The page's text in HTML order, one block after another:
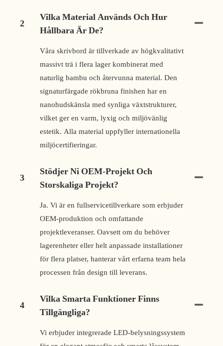
2
Vilka Material Används Och Hur
Hållbara Är De?
Våra skrivbord är tillverkade av högkvalitativt
massivt trä i flera lager kombinerat med
naturlig bambu och återvunna material. Den
signaturfärgade rökbruna finishen har en
nanohudskänsla med synliga växtstrukturer,
vilket ger en varm, lyxig och miljövänlig
estetik. Alla material uppfyller internationella
miljöcertifieringar.
3
Stödjer Ni OEM-Projekt Och
Storskaliga Projekt?
Ja. Vi är en fullservicetillverkare som erbjuder
OEM-produktion och omfattande
projektleveranser. Oavsett om du behöver
lagerenheter eller helt anpassade installationer
för flera platser, hanterar vårt erfarna team hela
processen från design till leverans.
4
Vilka Smarta Funktioner Finns
Tillgängliga?
Vi erbjuder integrerade LED-belysningssystem